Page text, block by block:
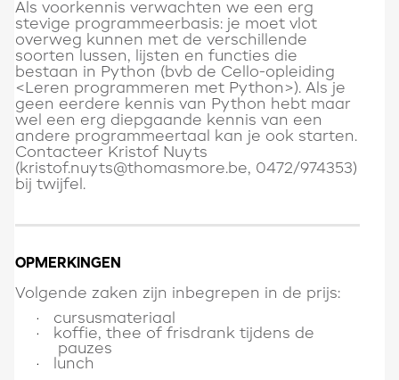
Als voorkennis verwachten we een erg
stevige programmeerbasis: je moet vlot
overweg kunnen met de verschillende
soorten lussen, lijsten en functies die
bestaan in Python (bvb de Cello-opleiding
<Leren programmeren met Python>). Als je
geen eerdere kennis van Python hebt maar
wel een erg diepgaande kennis van een
andere programmeertaal kan je ook starten.
Contacteer Kristof Nuyts
(kristof.nuyts@thomasmore.be, 0472/974353)
bij twijfel.
OPMERKINGEN
Volgende zaken zijn inbegrepen in de prijs:
· cursusmateriaal
·
koffie, thee of frisdrank tijdens de
pauzes
·
lunch